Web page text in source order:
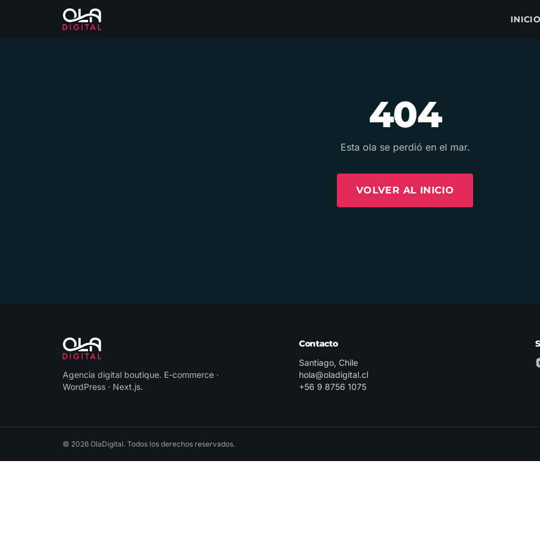
404
Esta ola se perdió en el mar.
VOLVER AL INICIO
Agencia digital boutique. E-commerce ·
WordPress · Next.js.
Contacto
Santiago, Chile
hola@oladigital.cl
+56 9 8756 1075
© 2026 OlaDigital. Todos los derechos reservados.